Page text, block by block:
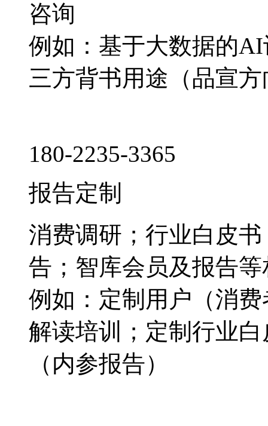
咨询
例如：基于大数据的
三方背书用途（品宣
180-2235-3365
报告定制
消费调研；行业白皮
告；智库会员及报告
例如：定制用户（消
解读培训；定制行业
（内参报告）